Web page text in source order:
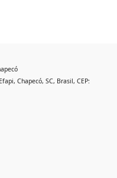
Chapecó, SC, Brasil, CEP: